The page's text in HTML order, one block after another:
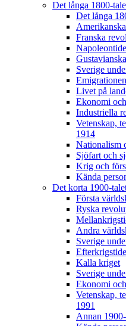
Det långa 1800-
Det långa
Franska
Sverige
Emigrationen
Livet på
Ekonomi
Industriella
Vetenskap,
1914
Nationalism
Sjöfart och
Krig och
Kända
Det korta 1900-
Första
Ryska
Andra
Sverige
Kalla kriget
Sverige
Ekonomi
Vetenskap,
1991
Annan